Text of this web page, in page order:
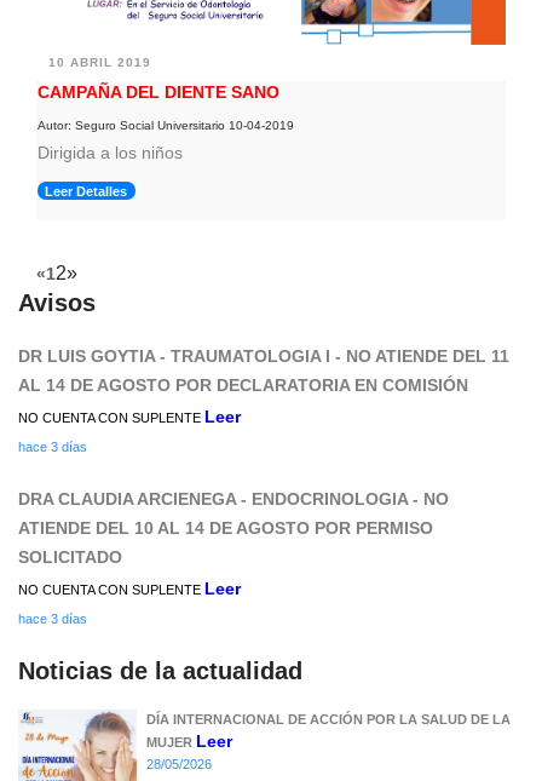
10 ABRIL 2019
CAMPAÑA DEL DIENTE SANO
Autor: Seguro Social Universitario 10-04-2019
Dirigida a los niños
Leer Detalles
«12»
Avisos
DR LUIS GOYTIA - TRAUMATOLOGIA I - NO ATIENDE DEL 11
AL 14 DE AGOSTO POR DECLARATORIA EN COMISIÓN
NO CUENTA CON SUPLENTE Leer
hace 3 días
DRA CLAUDIA ARCIENEGA - ENDOCRINOLOGIA - NO
ATIENDE DEL 10 AL 14 DE AGOSTO POR PERMISO
SOLICITADO
NO CUENTA CON SUPLENTE Leer
hace 3 días
Noticias de la actualidad
DÍA INTERNACIONAL DE ACCIÓN POR LA SALUD DE LA
MUJER Leer
28/05/2026